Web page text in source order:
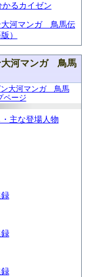
かるカイゼン
大河マンガ 鳥馬伝
）
大河マンガ 鳥馬
ン大河マンガ 鳥馬
ージ
主な登場人物